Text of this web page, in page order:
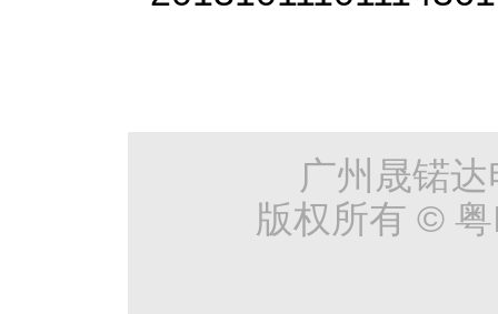
广州晟锘
版权所有 ©